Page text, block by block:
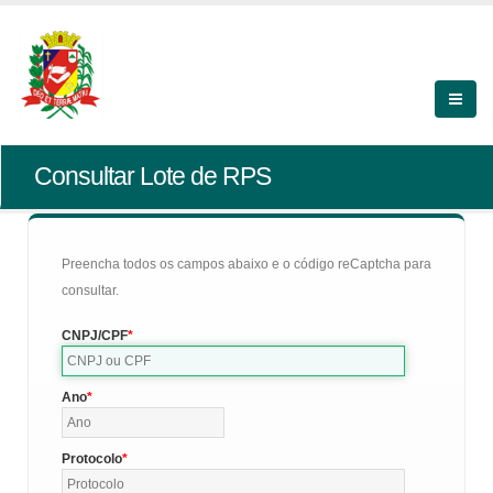
Consultar Lote de RPS
Preencha todos os campos abaixo e o código reCaptcha para
consultar.
CNPJ/CPF
Ano
Protocolo